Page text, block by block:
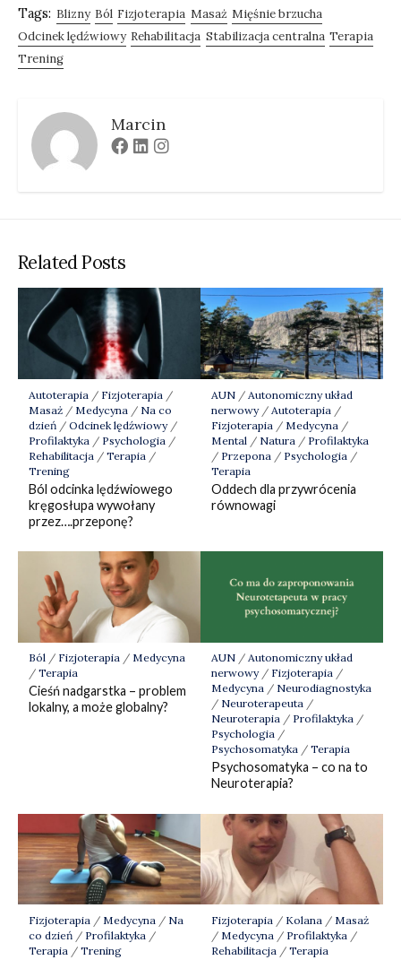
Tags: Blizny Ból Fizjoterapia Masaż Mięśnie brzucha
Odcinek lędźwiowy Rehabilitacja Stabilizacja centralna Terapia
Trening
Marcin
Facebook
LinkedinInstagram
Related Posts
Autoterapia / Fizjoterapia /
Masaż/ Medycyna / Na co
dzień/ Odcinek lędźwiowy/
Profilaktyka / Psychologia /
Rehabilitacja / Terapia /
Trening
Ból odcinka lędźwiowego
kręgosłupa wywołany
przez….przeponę?
AUN/ Autonomiczny układ
nerwowy/ Autoterapia /
Fizjoterapia / Medycyna /
Mental / Natura / Profilaktyka
/ Przepona / Psychologia /
Terapia
Oddech dla przywrócenia
równowagi
Ból/ Fizjoterapia/ Medycyna
/ Terapia
Cieśń nadgarstka – problem
lokalny, a może globalny?
AUN/ Autonomiczny układ
nerwowy/ Fizjoterapia/
Medycyna/ Neurodiagnostyka
/ Neuroterapeuta/
Neuroterapia/ Profilaktyka/
Psychologia/
Psychosomatyka/ Terapia
Psychosomatyka – co na to
Neuroterapia?
Fizjoterapia / Medycyna / Na
co dzień/ Profilaktyka /
Terapia / Trening
Fizjoterapia / Kolana / Masaż
/ Medycyna / Profilaktyka /
Rehabilitacja / Terapia